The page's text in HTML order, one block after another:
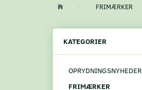
FRIMÆRKER
KATEGORIER
OPRYDNINGSNYHEDER
FRIMÆRKER